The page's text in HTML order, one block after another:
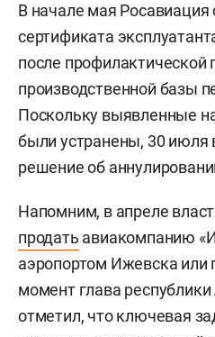
В начале мая Росавиация
сертификата
после профилактической
производственной базы
Поскольку выявленные
были устранены, 30 июля
решение об
Напомним, в апреле
продать авиакомпанию
аэропортом Ижевска или
момент глава республики
отметил, что ключевая